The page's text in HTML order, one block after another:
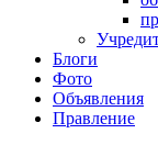
Блоги
Фото
Объявления
Правление